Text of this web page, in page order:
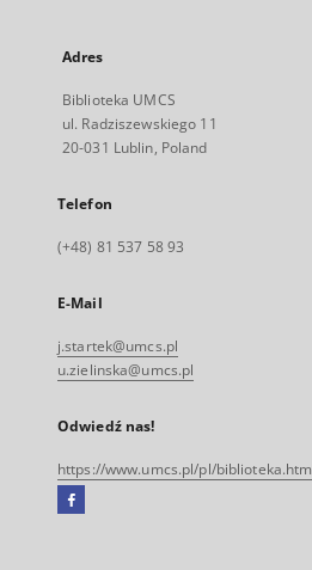
Adres
Biblioteka UMCS
ul. Radziszewskiego 11
20-031 Lublin, Poland
Telefon
(+48) 81 537 58 93
E-Mail
j.startek@umcs.pl
u.zielinska@umcs.pl
Odwiedź nas!
https://www.umcs.pl/pl/biblioteka.htm
Facebook